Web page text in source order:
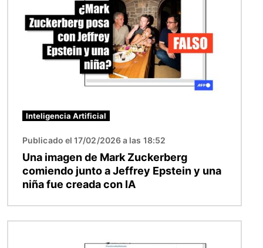
Inteligencia Artificial
Publicado el 17/02/2026 a las 18:52
Una imagen de Mark Zuckerberg
comiendo junto a Jeffrey Epstein y una
niña fue creada con IA